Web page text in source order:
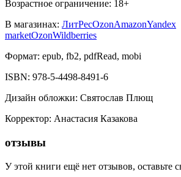
Возрастное ограничение: 18+
В магазинах: ЛитРесOzonAmazonYandex
marketOzonWildberries
Формат: epub, fb2, pdfRead, mobi
ISBN: 978-5-4498-8491-6
Дизайн обложки: Святослав Плющ
Корректор: Анастасия Казакова
отзывы
У этой книги ещё нет отзывов, оставьте